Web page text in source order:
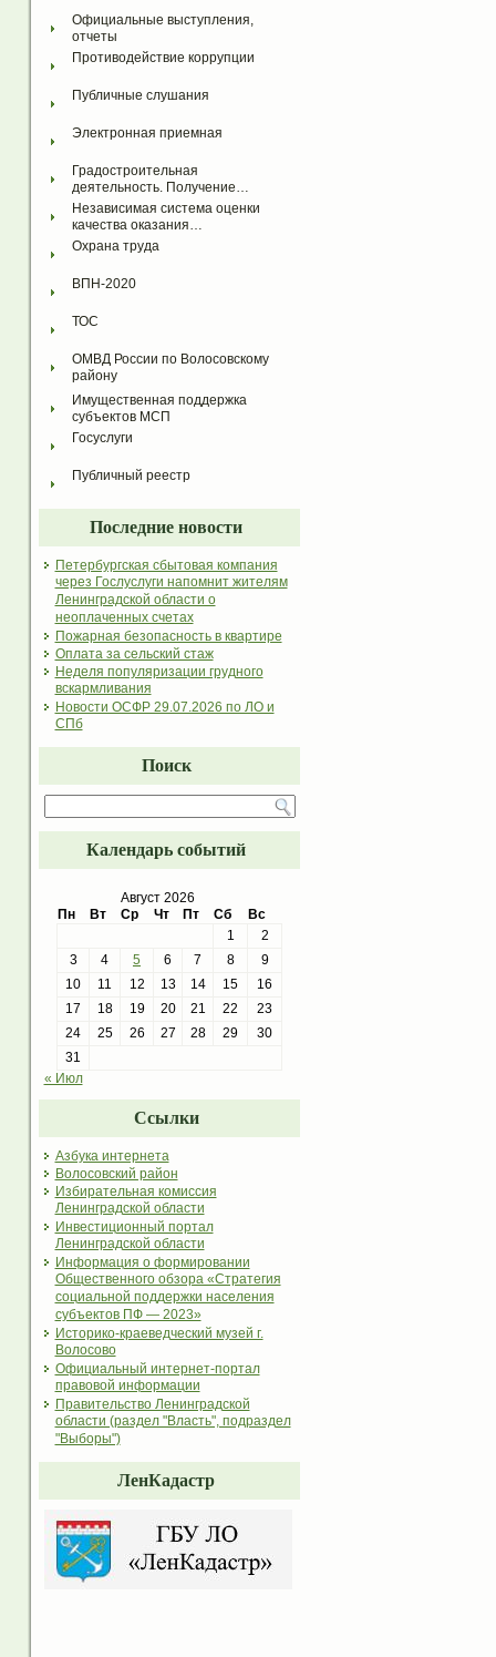
Официальные выступления,
отчеты
Противодействие коррупции
Публичные слушания
Электронная приемная
Градостроительная
деятельность. Получение…
Независимая система оценки
качества оказания…
Охрана труда
ВПН-2020
ТОС
ОМВД России по Волосовскому
району
Имущественная поддержка
субъектов МСП
Госуслуги
Публичный реестр
Последние новости
Петербургская сбытовая компания
через Гослуслуги напомнит жителям
Ленинградской области о
неоплаченных счетах
Пожарная безопасность в квартире
Оплата за сельский стаж
Неделя популяризации грудного
вскармливания
Новости ОСФР 29.07.2026 по ЛО и
СПб
Поиск
Календарь событий
Август 2026
Пн
Вт Ср Чт Пт Сб
Вс
1
2
3
4 5 6 7 8
9
10
11 12 13 14 15
16
17
18 19 20 21 22
23
24
25 26 27 28 29
30
31
« Июл
Ссылки
Азбука интернета
Волосовский район
Избирательная комиссия
Ленинградской области
Инвестиционный портал
Ленинградской области
Информация о формировании
Общественного обзора «Стратегия
социальной поддержки населения
субъектов ПФ — 2023»
Историко-краеведческий музей г.
Волосово
Официальный интернет-портал
правовой информации
Правительство Ленинградской
области (раздел "Власть", подраздел
"Выборы")
ЛенКадастр